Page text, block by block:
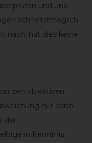
und uns
schnellstmöglich
nach, hat dies keine
den objektiven
nur dann
der
in Kenntnis